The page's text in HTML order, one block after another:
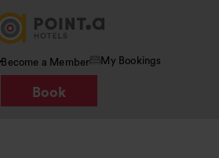
Become a Member My Bookings
Book